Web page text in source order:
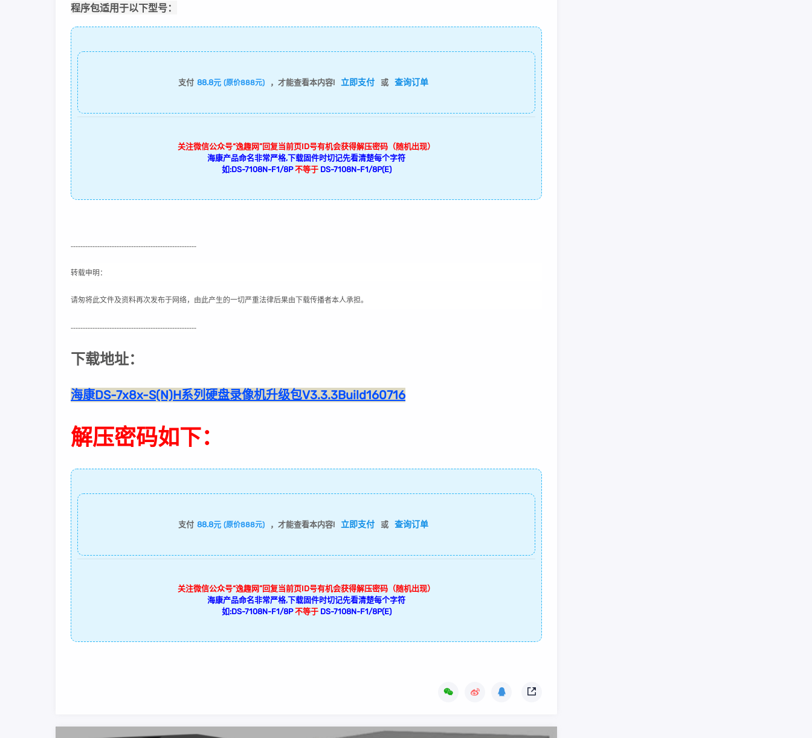
程序包适用于以下型号：
支付 88.8元 (原价888元) ，才能查看本内容! 立即支付 或 查询订单
关注微信公众号“逸趣网”回复当前页ID号有机会获得解压密码（随机出现）
海康产品命名非常严格,下载固件时切记先看清楚每个字符
如:DS-7108N-F1/8P 不等于 DS-7108N-F1/8P(E)
----------------------------------------------------
转载申明：
请匆将此文件及资料再次发布于网络，由此产生的一切严重法律后果由下载传播者本人承担。
----------------------------------------------------
下载地址：
海康DS-7x8x-S(N)H系列硬盘录像机升级包V3.3.3Build160716
解压密码如下：
支付 88.8元 (原价888元) ，才能查看本内容! 立即支付 或 查询订单
关注微信公众号“逸趣网”回复当前页ID号有机会获得解压密码（随机出现）
海康产品命名非常严格,下载固件时切记先看清楚每个字符
如:DS-7108N-F1/8P 不等于 DS-7108N-F1/8P(E)